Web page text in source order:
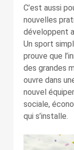
C’est aussi
nouvelles
développent
Un sport
prouve que
des grandes
ouvre dans
nouvel
sociale,
qui s’installe.